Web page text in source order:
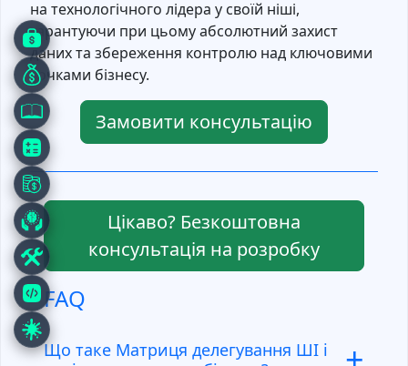
на технологічного лідера у своїй ніші,
гарантуючи при цьому абсолютний захист
даних та збереження контролю над ключовими
точками бізнесу.
Замовити консультацію
Цікаво? Безкоштовна
консультація на розробку
FAQ
Що таке Матриця делегування ШІ і